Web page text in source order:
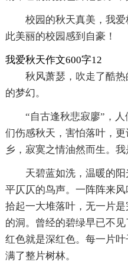
校园的秋天真美，我
此美丽的校园感到自豪！
我爱秋天作文600字12
秋风萧瑟，吹走了酷
的梦幻。
“自古逢秋悲寂廖”，
们伤感秋天，害怕落叶，
乡，寂寞之情油然而生。
天碧蓝如洗，温暖的
平仄仄的鸟声。一阵阵来
拾起一大堆落叶，无一片
的洞。曾经的碧绿早已不
红色就是深红色。每一片
满了整片树林。